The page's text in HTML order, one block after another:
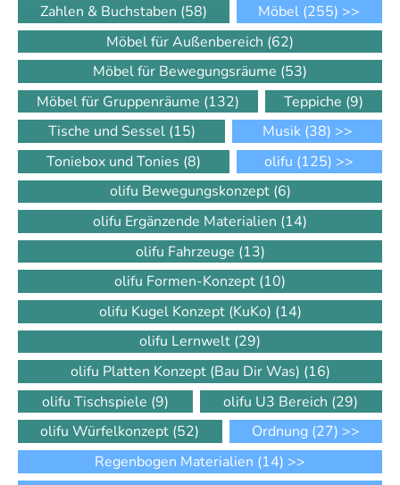
Zahlen & Buchstaben (58) Möbel (255) >>
Möbel für Außenbereich (62)
Möbel für Bewegungsräume (53)
Möbel für Gruppenräume (132) Teppiche (9)
Tische und Sessel (15) Musik (38) >>
Toniebox und Tonies (8) olifu (125) >>
olifu Bewegungskonzept (6)
olifu Ergänzende Materialien (14)
olifu Fahrzeuge (13)
olifu Formen-Konzept (10)
olifu Kugel Konzept (KuKo) (14)
olifu Lernwelt (29)
olifu Platten Konzept (Bau Dir Was) (16)
olifu Tischspiele (9) olifu U3 Bereich (29)
olifu Würfelkonzept (52) Ordnung (27) >>
Regenbogen Materialien (14) >>